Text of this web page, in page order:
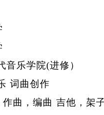
乐学院(进修）
词曲创作
曲，编曲 吉他，架